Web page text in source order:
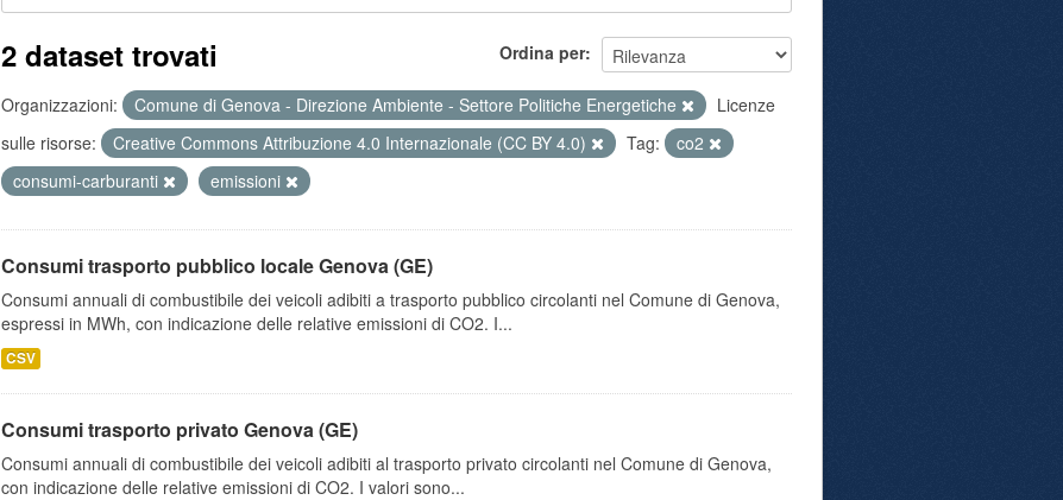
Ordina per
2 dataset trovati
Organizzazioni: Comune di Genova - Direzione Ambiente - Settore Politiche Energetiche
Licenze
sulle risorse:
Creative Commons Attribuzione 4.0 Internazionale (CC BY 4.0) Tag:
co2
consumi-carburanti
emissioni
Consumi trasporto pubblico locale Genova (GE)
Consumi annuali di combustibile dei veicoli adibiti a trasporto pubblico circolanti nel Comune di Genova,
espressi in MWh, con indicazione delle relative emissioni di CO2. I...
CSV
Consumi trasporto privato Genova (GE)
Consumi annuali di combustibile dei veicoli adibiti al trasporto privato circolanti nel Comune di Genova,
con indicazione delle relative emissioni di CO2. I valori sono...